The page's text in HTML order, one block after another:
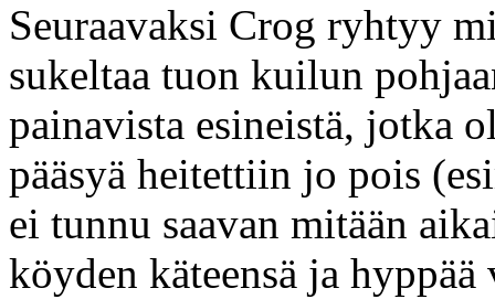
Seuraavaksi Crog ryhtyy
sukeltaa tuon kuilun
painavista esineistä, jotka
pääsyä heitettiin jo pois
ei tunnu saavan mitään
köyden käteensä ja hyppää